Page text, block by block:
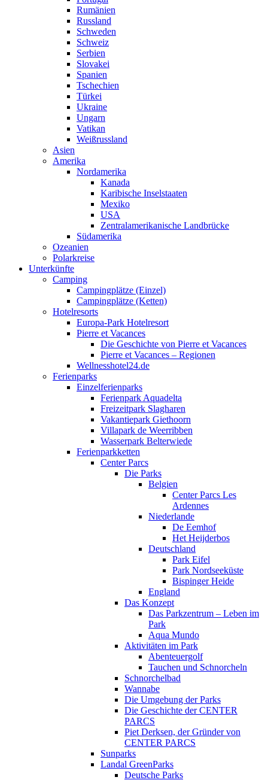
Rumänien
Russland
Schweden
Schweiz
Serbien
Slovakei
Spanien
Tschechien
Türkei
Ukraine
Ungarn
Vatikan
Weißrussland
Asien
Amerika
Nordamerika
Kanada
Karibische Inselstaaten
Mexiko
USA
Zentralamerikanische Landbrücke
Südamerika
Ozeanien
Polarkreise
Unterkünfte
Camping
Campingplätze (Einzel)
Campingplätze (Ketten)
Hotelresorts
Europa-Park Hotelresort
Pierre et Vacances
Die Geschichte von Pierre et Vacances
Pierre et Vacances – Regionen
Wellnesshotel24.de
Ferienparks
Einzelferienparks
Ferienpark Aquadelta
Freizeitpark Slagharen
Vakantiepark Giethoorn
Villapark de Weerribben
Wasserpark Belterwiede
Ferienparkketten
Center Parcs
Die Parks
Belgien
Center Parcs Les
Ardennes
Niederlande
De Eemhof
Het Heijderbos
Deutschland
Park Eifel
Park Nordseeküste
Bispinger Heide
England
Das Konzept
Das Parkzentrum – Leben im
Park
Aqua Mundo
Aktivitäten im Park
Abenteuergolf
Tauchen und Schnorcheln
Schnorchelbad
Wannabe
Die Umgebung der Parks
Die Geschichte der CENTER
PARCS
Piet Derksen, der Gründer von
CENTER PARCS
Sunparks
Landal GreenParks
Deutsche Parks